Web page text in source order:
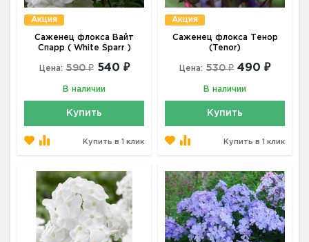
Акция
Саженец флокса Вайт
Спарр ( White Sparr )
Цена: 590 ₽ 540 ₽
В наличии
Купить
Купить в 1 клик
Акция
Саженец флокса Тенор
(Tenor)
Цена: 530 ₽ 490 ₽
В наличии
Купить
Купить в 1 клик